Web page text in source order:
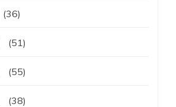
(36)
(51)
(55)
(38)